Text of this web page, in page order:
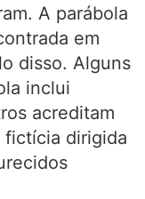
A parábola
em
disso. Alguns
inclui
acreditam
fictícia dirigida